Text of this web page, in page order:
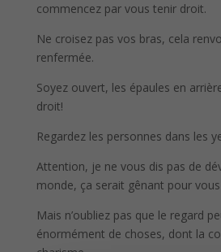
commencez par vous tenir droit.
Ne croisez pas vos bras, cela
renfermée.
Soyez ouvert, les épaules en
droit!
Regardez les personnes dans les
Attention, je ne vous dis pas de
monde, ça serait gênant pour
Mais n’oubliez pas que le regard
énormément de choses, dont la